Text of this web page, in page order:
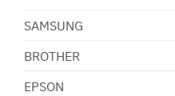
SAMSUNG
BROTHER
EPSON